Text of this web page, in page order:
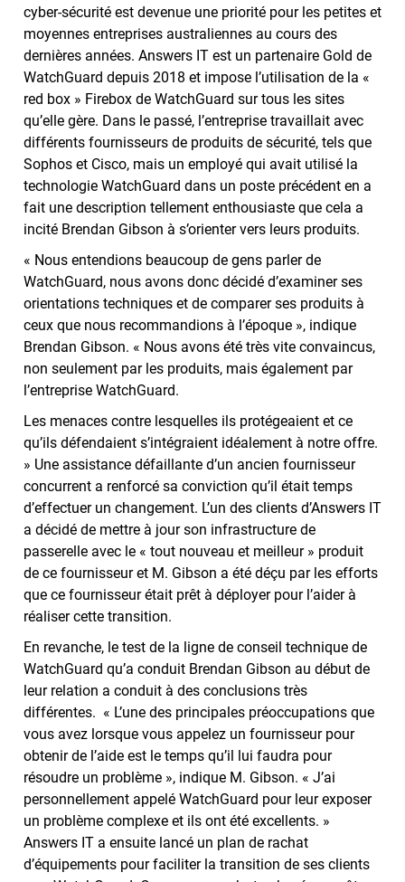
cyber-sécurité est devenue une priorité pour les petites et
moyennes entreprises australiennes au cours des
dernières années. Answers IT est un partenaire Gold de
WatchGuard depuis 2018 et impose l’utilisation de la «
red box » Firebox de WatchGuard sur tous les sites
qu’elle gère. Dans le passé, l’entreprise travaillait avec
différents fournisseurs de produits de sécurité, tels que
Sophos et Cisco, mais un employé qui avait utilisé la
technologie WatchGuard dans un poste précédent en a
fait une description tellement enthousiaste que cela a
incité Brendan Gibson à s’orienter vers leurs produits.
« Nous entendions beaucoup de gens parler de
WatchGuard, nous avons donc décidé d’examiner ses
orientations techniques et de comparer ses produits à
ceux que nous recommandions à l’époque », indique
Brendan Gibson. « Nous avons été très vite convaincus,
non seulement par les produits, mais également par
l’entreprise WatchGuard.
Les menaces contre lesquelles ils protégeaient et ce
qu’ils défendaient s’intégraient idéalement à notre offre.
» Une assistance défaillante d’un ancien fournisseur
concurrent a renforcé sa conviction qu’il était temps
d’effectuer un changement. L’un des clients d’Answers IT
a décidé de mettre à jour son infrastructure de
passerelle avec le « tout nouveau et meilleur » produit
de ce fournisseur et M. Gibson a été déçu par les efforts
que ce fournisseur était prêt à déployer pour l’aider à
réaliser cette transition.
En revanche, le test de la ligne de conseil technique de
WatchGuard qu’a conduit Brendan Gibson au début de
leur relation a conduit à des conclusions très
différentes. « L’une des principales préoccupations que
vous avez lorsque vous appelez un fournisseur pour
obtenir de l’aide est le temps qu’il lui faudra pour
résoudre un problème », indique M. Gibson. « J’ai
personnellement appelé WatchGuard pour leur exposer
un problème complexe et ils ont été excellents. »
Answers IT a ensuite lancé un plan de rachat
d’équipements pour faciliter la transition de ses clients